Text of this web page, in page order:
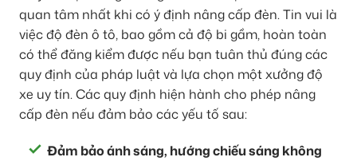
quan tâm nhất khi có ý định nâng cấp đèn. Tin vui là
việc độ đèn ô tô, bao gồm cả độ bi gầm, hoàn toàn
có thể đăng kiểm được nếu bạn tuân thủ đúng các
quy định của pháp luật và lựa chọn một xưởng độ
xe uy tín. Các quy định hiện hành cho phép nâng
cấp đèn nếu đảm bảo các yếu tố sau:
Đảm bảo ánh sáng, hướng chiếu sáng không